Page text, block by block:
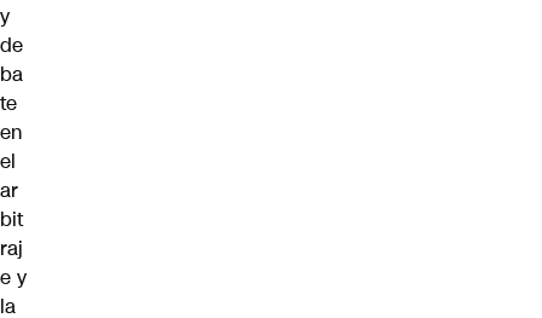
y
de
ba
te
en
el
ar
bit
raj
e y
la